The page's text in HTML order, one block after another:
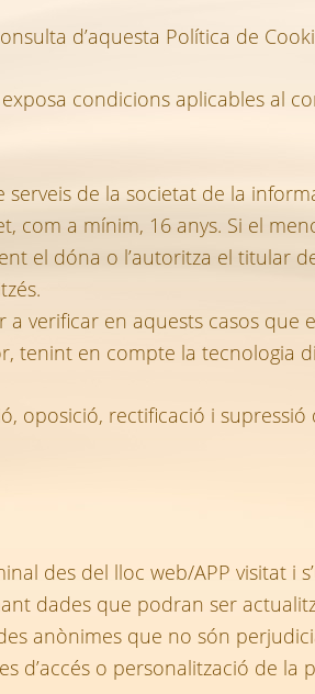
d’aquesta Política de
exposa condicions aplicables al
serveis de la societat de la
com a mínim, 16 anys. Si el
el dóna o l’autoritza el titular
verificar en aquests casos que
tenint en compte la tecnologia
oposició, rectificació i
des del lloc web/APP visitat i
dades que podran ser
anònimes que no són
d’accés o personalització de la